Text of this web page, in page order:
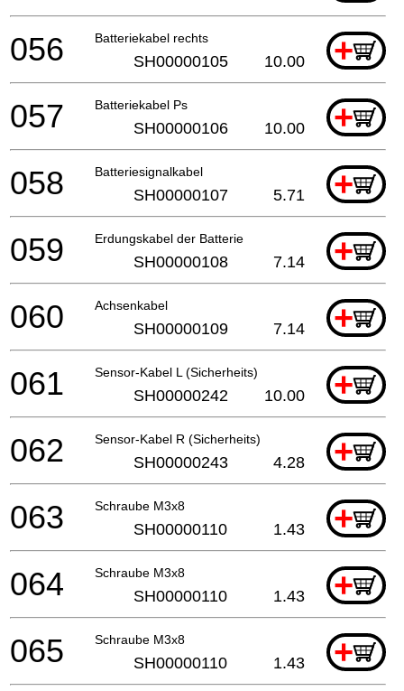
Batteriekabel rechts +
056 SH00000105 10.00
Batteriekabel Ps +
057 SH00000106 10.00
Batteriesignalkabel +
058 SH00000107 5.71
Erdungskabel der Batterie +
059 SH00000108 7.14
Achsenkabel +
060 SH00000109 7.14
Sensor-Kabel L (Sicherheits) +
061 SH00000242 10.00
Sensor-Kabel R (Sicherheits) +
062 SH00000243 4.28
Schraube M3x8 +
063 SH00000110 1.43
Schraube M3x8 +
064 SH00000110 1.43
Schraube M3x8 +
065 SH00000110 1.43